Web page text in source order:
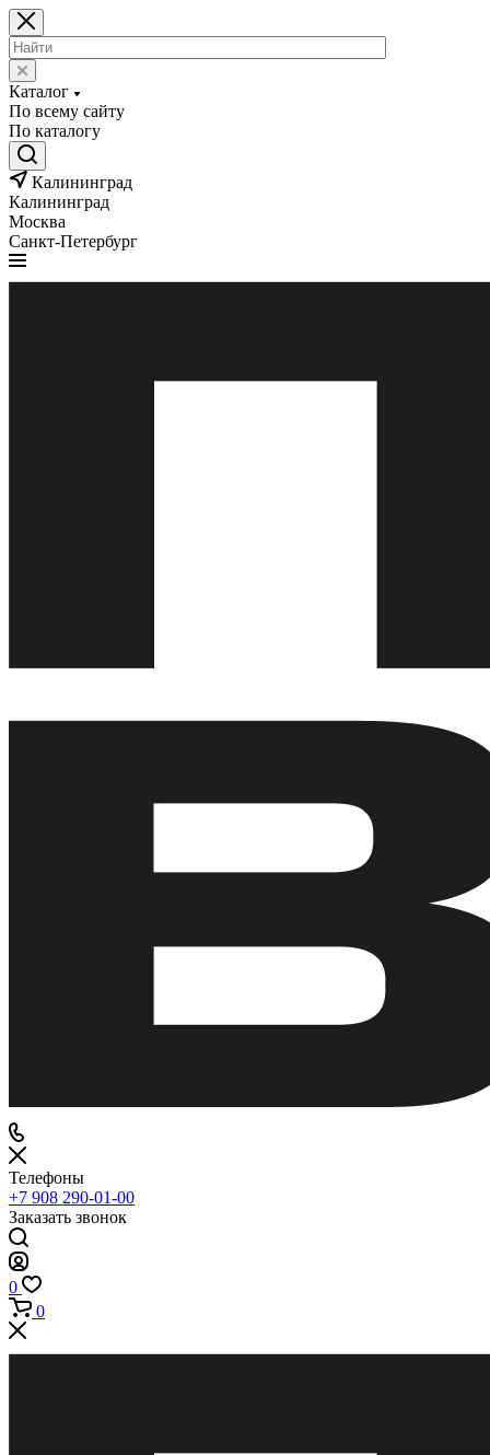
Каталог
По всему сайту
По каталогу
Калининград
Калининград
Москва
Санкт-Петербург
Телефоны
+7 908 290-01-00
Заказать звонок
0
0